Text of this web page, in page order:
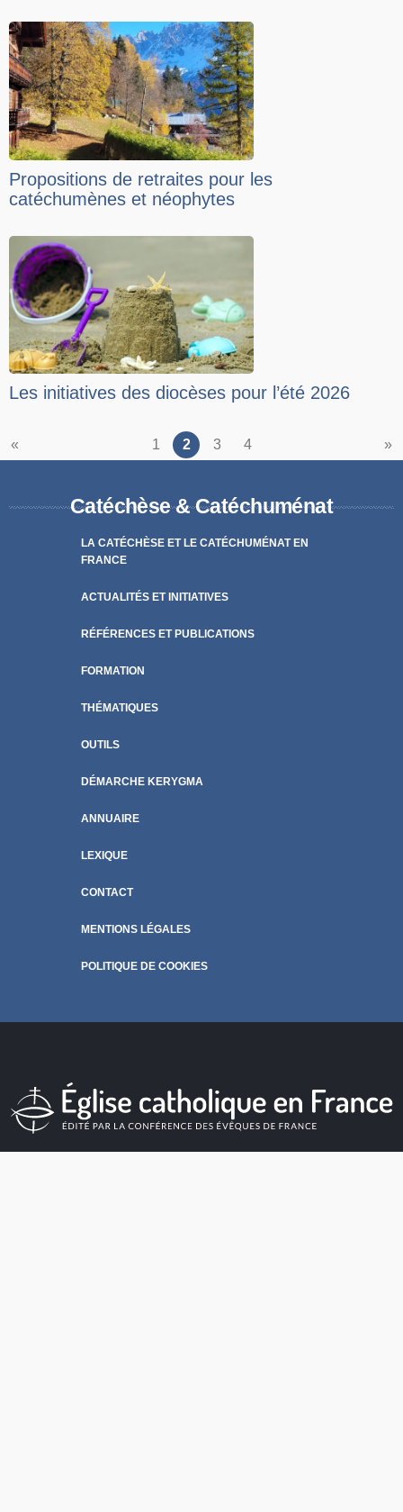
Propositions de retraites pour les
catéchumènes et néophytes
Les initiatives des diocèses pour l’été 2026
« 1 2 3 4 »
Catéchèse & Catéchuménat
LA CATÉCHÈSE ET LE CATÉCHUMÉNAT EN
FRANCE
ACTUALITÉS ET INITIATIVES
RÉFÉRENCES ET PUBLICATIONS
FORMATION
THÉMATIQUES
OUTILS
DÉMARCHE KERYGMA
ANNUAIRE
LEXIQUE
CONTACT
MENTIONS LÉGALES
POLITIQUE DE COOKIES